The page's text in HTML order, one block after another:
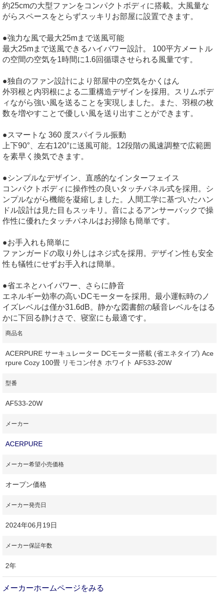
約25cmの大型ファンをコンパクトボディに搭載。大風量な
がらスペースをとらずスッキリお部屋に設置できます。
●強力な風で最大25mまで送風可能
最大25mまで送風できるハイパワー設計。 100平方メートル
の空間の空気を1時間に1.6回循環させられる風量です。
●独自のファン設計により部屋中の空気をかくはん
外羽根と内羽根による二重構造デザインを採用。スリムボデ
ィながら強い風を送ることを実現しました。また、羽根の枚
数を増やすことで優しい風を送り出すことができます。
●スマートな 360 度スパイラル振動
上下90°、左右120°に送風可能。12段階の風速調整で広範囲
を素早く換気できます。
●シンプルなデザイン、直感的なインターフェイス
コンパクトボディに操作性の良いタッチパネル式を採用。シ
ンプルながら機能を凝縮しました。人間工学に基づいたハン
ドル設計は見た目もスッキリ。音によるアンサーバックで操
作性に優れたタッチパネルはお掃除も簡単です。
●お手入れも簡単に
ファンガードの取り外しはネジ式を採用。デザイン性も安全
性も犠牲にせずお手入れは簡単。
●省エネとハイパワー、さらに静音
エネルギー効率の高いDCモーターを採用。最小運転時のノ
イズレベルは僅か31.6dB。静かな図書館の騒音レベルをはる
かに下回る静けさで、寝室にも最適です。
商品名
ACERPURE サーキュレーター DCモーター搭載 (省エネタイプ) Ace
rpure Cozy 100畳 リモコン付き ホワイト AF533-20W
型番
AF533-20W
メーカー
ACERPURE
メーカー希望小売価格
オープン価格
メーカー発売日
2024年06月19日
メーカー保証年数
2年
メーカーホームページをみる